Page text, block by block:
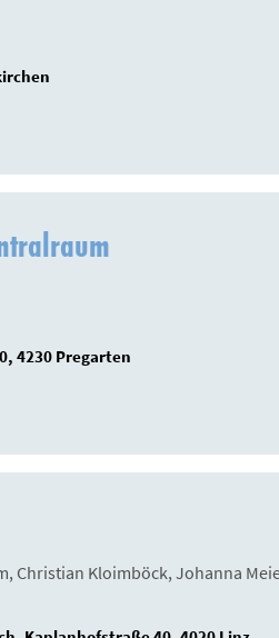
4230 Pregarten
Christian Kloimböck, Johanna